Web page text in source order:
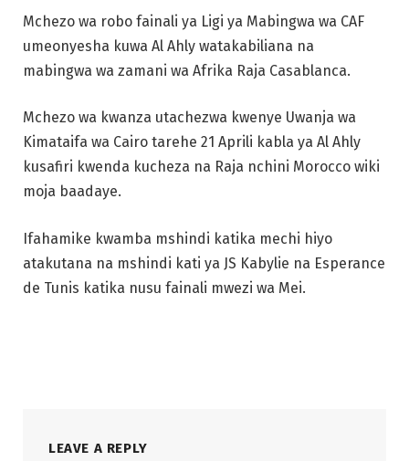
Mchezo wa robo fainali ya Ligi ya Mabingwa wa CAF
umeonyesha kuwa Al Ahly watakabiliana na
mabingwa wa zamani wa Afrika Raja Casablanca.
Mchezo wa kwanza utachezwa kwenye Uwanja wa
Kimataifa wa Cairo tarehe 21 Aprili kabla ya Al Ahly
kusafiri kwenda kucheza na Raja nchini Morocco wiki
moja baadaye.
Ifahamike kwamba mshindi katika mechi hiyo
atakutana na mshindi kati ya JS Kabylie na Esperance
de Tunis katika nusu fainali mwezi wa Mei.
LEAVE A REPLY